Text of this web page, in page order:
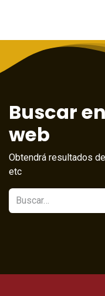
Buscar
web
Obtendrá resultados
etc